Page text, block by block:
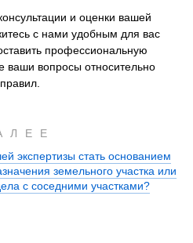
и оценки вашей
с нами удобным для вас
профессиональную
ваши вопросы относительно
экспертизы стать основанием
земельного участка или
с соседними участками?